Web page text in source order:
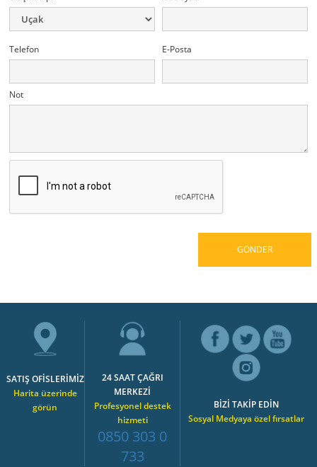
Telefon E-Posta
Not
SATIŞ OFİSLERİMİZ
Harita üzerinde
görün
24 SAAT ÇAĞRI
MERKEZİ
Profesyonel destek
hizmeti
0850 303 0
733
BİZİ TAKİP EDİN
Sosyal Medyaya özel fırsatlar